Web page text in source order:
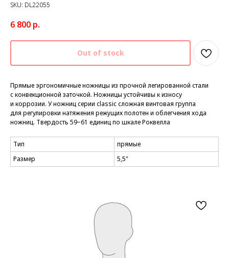
SKU: DL22055
6 800 р.
Out of stock
Прямые эргономичные ножницы из прочной легированной стали
с конвекционной заточкой. Ножницы устойчивы к износу
и коррозии. У ножниц серии classic сложная винтовая группа
для регулировки натяжения режущих полотен и облегчения хода
ножниц. Твердость 59−61 единиц по шкале Роквелла
Тип
прямые
Размер
5,5"